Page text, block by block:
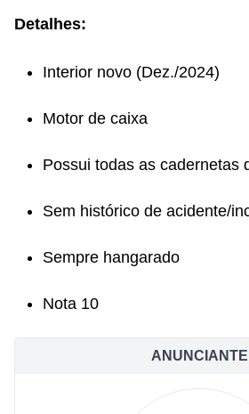
Detalhes:
Interior novo (Dez./2024)
Motor de caixa
Possui todas as cadernetas
Sem histórico de acidente/
Sempre hangarado
Nota 10
ANUNCIANTE